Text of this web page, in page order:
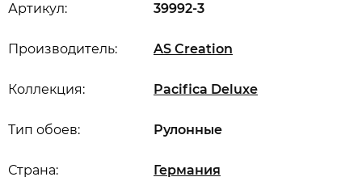
Артикул: 39992-3
Производитель: AS Creation
Коллекция: Pacifica Deluxe
Страна: Германия
Тип обоев: Рулонные